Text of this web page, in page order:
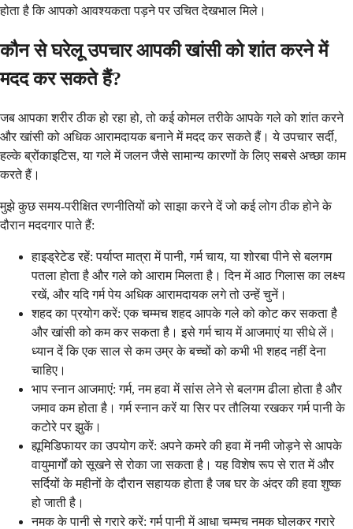
होता है कि आपको आवश्यकता पड़ने पर उचित देखभाल मिले।
कौन से घरेलू उपचार आपकी खांसी को शांत करने में
मदद कर सकते हैं?
जब आपका शरीर ठीक हो रहा हो, तो कई कोमल तरीके आपके गले को शांत करने
और खांसी को अधिक आरामदायक बनाने में मदद कर सकते हैं। ये उपचार सर्दी,
हल्के ब्रोंकाइटिस, या गले में जलन जैसे सामान्य कारणों के लिए सबसे अच्छा काम
करते हैं।
मुझे कुछ समय-परीक्षित रणनीतियों को साझा करने दें जो कई लोग ठीक होने के
दौरान मददगार पाते हैं:
हाइड्रेटेड रहें: पर्याप्त मात्रा में पानी, गर्म चाय, या शोरबा पीने से बलगम
पतला होता है और गले को आराम मिलता है। दिन में आठ गिलास का लक्ष्य
रखें, और यदि गर्म पेय अधिक आरामदायक लगे तो उन्हें चुनें।
शहद का प्रयोग करें: एक चम्मच शहद आपके गले को कोट कर सकता है
और खांसी को कम कर सकता है। इसे गर्म चाय में आजमाएं या सीधे लें।
ध्यान दें कि एक साल से कम उम्र के बच्चों को कभी भी शहद नहीं देना
चाहिए।
भाप स्नान आजमाएं: गर्म, नम हवा में सांस लेने से बलगम ढीला होता है और
जमाव कम होता है। गर्म स्नान करें या सिर पर तौलिया रखकर गर्म पानी के
कटोरे पर झुकें।
ह्यूमिडिफायर का उपयोग करें: अपने कमरे की हवा में नमी जोड़ने से आपके
वायुमार्गों को सूखने से रोका जा सकता है। यह विशेष रूप से रात में और
सर्दियों के महीनों के दौरान सहायक होता है जब घर के अंदर की हवा शुष्क
हो जाती है।
नमक के पानी से गरारे करें: गर्म पानी में आधा चम्मच नमक घोलकर गरारे